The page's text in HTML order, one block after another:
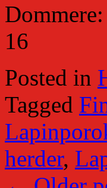
16
Posted in
Tagged
herder,